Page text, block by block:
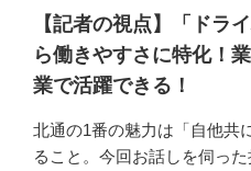
【記者の視点】「ドラ
ら働きやすさに特化！
業で活躍できる！
北通の1番の魅力は「自他共
ること。今回お話しを伺っ